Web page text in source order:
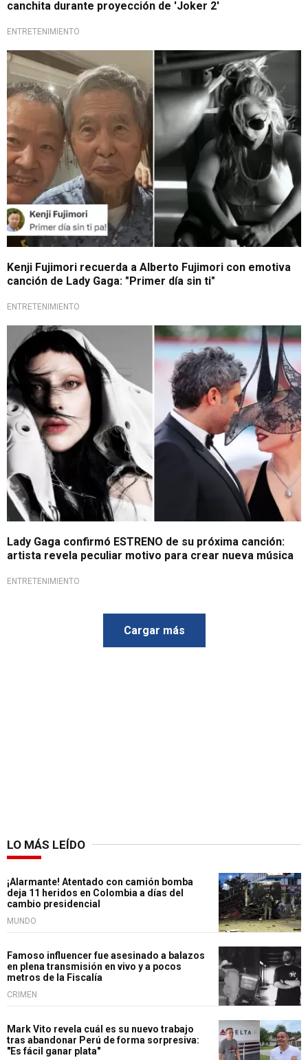
canchita durante proyección de 'Joker 2'
ENTRETENIMIENTO
En redes sociales
Kenji Fujimori recuerda a Alberto Fujimori con emotiva
canción de Lady Gaga: "Primer día sin ti"
ENTRETENIMIENTO
¡Atención, fanáticos!
Lady Gaga confirmó ESTRENO de su próxima canción:
artista revela peculiar motivo para crear nueva música
ENTRETENIMIENTO
Cargar más
LO MÁS LEÍDO
¡Alarmante! Atentado con camión bomba
deja 11 heridos en Colombia a días del
cambio presidencial
MUNDO
Famoso influencer fue asesinado a balazos
en plena transmisión en vivo y a pocos
metros de la Fiscalía
CRIMEN
Mark Vito revela cuál es su nuevo trabajo
tras abandonar Perú de forma sorpresiva:
"Es fácil ganar plata"